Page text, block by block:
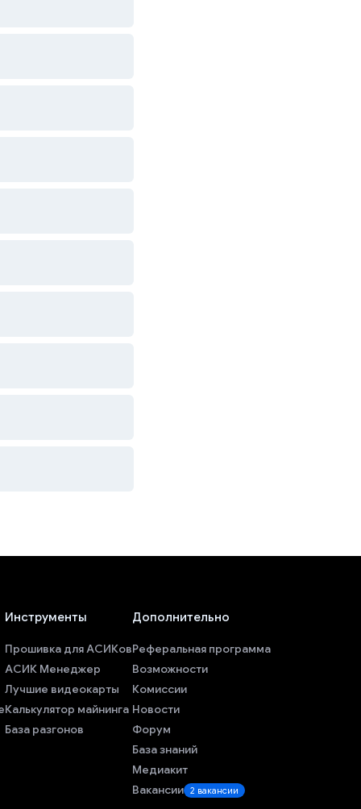
Инструменты
Прошивка для АСИКов
АСИК Менеджер
Лучшие видеокарты
Калькулятор майнинга
База разгонов
Дополнительно
Реферальная программа
Возможности
Комиссии
Новости
Форум
База знаний
Медиакит
Вакансии 2 вакансии